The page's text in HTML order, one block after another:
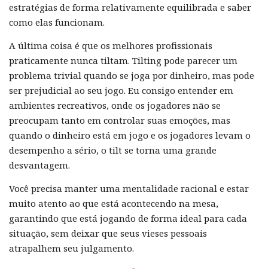
estratégias de forma relativamente equilibrada e saber
como elas funcionam.
A última coisa é que os melhores profissionais
praticamente nunca tiltam. Tilting pode parecer um
problema trivial quando se joga por dinheiro, mas pode
ser prejudicial ao seu jogo. Eu consigo entender em
ambientes recreativos, onde os jogadores não se
preocupam tanto em controlar suas emoções, mas
quando o dinheiro está em jogo e os jogadores levam o
desempenho a sério, o tilt se torna uma grande
desvantagem.
Você precisa manter uma mentalidade racional e estar
muito atento ao que está acontecendo na mesa,
garantindo que está jogando de forma ideal para cada
situação, sem deixar que seus vieses pessoais
atrapalhem seu julgamento.